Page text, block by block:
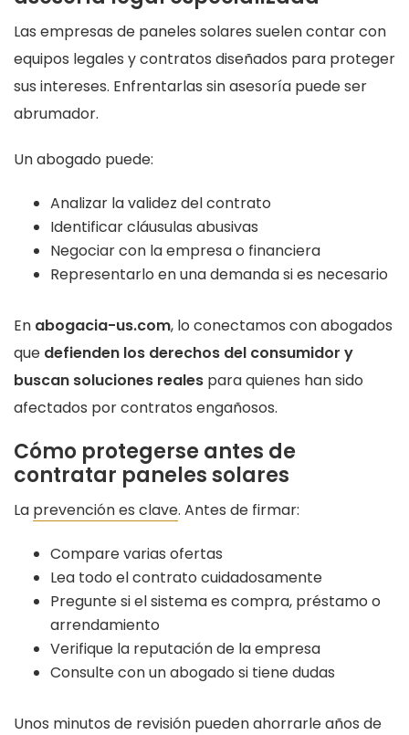
Las empresas de paneles solares suelen contar con
equipos legales y contratos diseñados para proteger
sus intereses. Enfrentarlas sin asesoría puede ser
abrumador.
Un abogado puede:
Analizar la validez del contrato
Identificar cláusulas abusivas
Negociar con la empresa o financiera
Representarlo en una demanda si es necesario
En abogacia-us.com, lo conectamos con abogados
que defienden los derechos del consumidor y
buscan soluciones reales para quienes han sido
afectados por contratos engañosos.
Cómo protegerse antes de
contratar paneles solares
La prevención es clave. Antes de firmar:
Compare varias ofertas
Lea todo el contrato cuidadosamente
Pregunte si el sistema es compra, préstamo o
arrendamiento
Verifique la reputación de la empresa
Consulte con un abogado si tiene dudas
Unos minutos de revisión pueden ahorrarle años de